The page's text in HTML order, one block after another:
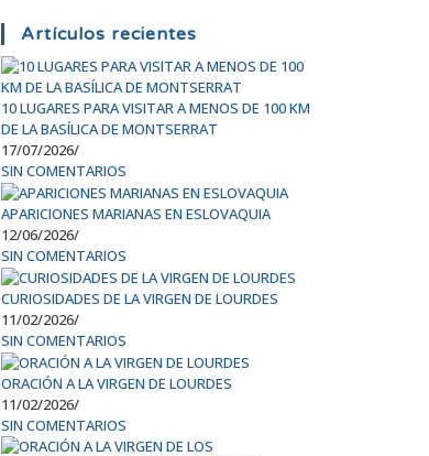
Artículos recientes
10 LUGARES PARA VISITAR A MENOS DE 100 KM
DE LA BASÍLICA DE MONTSERRAT
17/07/2026/
SIN COMENTARIOS
APARICIONES MARIANAS EN ESLOVAQUIA
12/06/2026/
SIN COMENTARIOS
CURIOSIDADES DE LA VIRGEN DE LOURDES
11/02/2026/
SIN COMENTARIOS
ORACIÓN A LA VIRGEN DE LOURDES
11/02/2026/
SIN COMENTARIOS